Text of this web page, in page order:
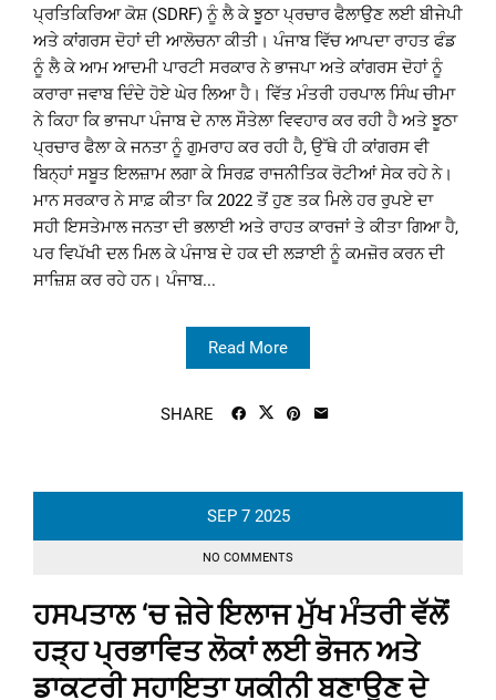
ਪ੍ਰਤਿਕਿਰਿਆ ਕੋਸ਼ (SDRF) ਨੂੰ ਲੈ ਕੇ ਝੂਠਾ ਪ੍ਰਚਾਰ ਫੈਲਾਉਣ ਲਈ ਬੀਜੇਪੀ
ਅਤੇ ਕਾਂਗਰਸ ਦੋਹਾਂ ਦੀ ਆਲੋਚਨਾ ਕੀਤੀ। ਪੰਜਾਬ ਵਿੱਚ ਆਪਦਾ ਰਾਹਤ ਫੰਡ
ਨੂੰ ਲੈ ਕੇ ਆਮ ਆਦਮੀ ਪਾਰਟੀ ਸਰਕਾਰ ਨੇ ਭਾਜਪਾ ਅਤੇ ਕਾਂਗਰਸ ਦੋਹਾਂ ਨੂੰ
ਕਰਾਰਾ ਜਵਾਬ ਦਿੰਦੇ ਹੋਏ ਘੇਰ ਲਿਆ ਹੈ। ਵਿੱਤ ਮੰਤਰੀ ਹਰਪਾਲ ਸਿੰਘ ਚੀਮਾ
ਨੇ ਕਿਹਾ ਕਿ ਭਾਜਪਾ ਪੰਜਾਬ ਦੇ ਨਾਲ ਸੌਤੇਲਾ ਵਿਵਹਾਰ ਕਰ ਰਹੀ ਹੈ ਅਤੇ ਝੂਠਾ
ਪ੍ਰਚਾਰ ਫੈਲਾ ਕੇ ਜਨਤਾ ਨੂੰ ਗੁਮਰਾਹ ਕਰ ਰਹੀ ਹੈ, ਉੱਥੇ ਹੀ ਕਾਂਗਰਸ ਵੀ
ਬਿਨ੍ਹਾਂ ਸਬੂਤ ਇਲਜ਼ਾਮ ਲਗਾ ਕੇ ਸਿਰਫ਼ ਰਾਜਨੀਤਿਕ ਰੋਟੀਆਂ ਸੇਕ ਰਹੇ ਨੇ।
ਮਾਨ ਸਰਕਾਰ ਨੇ ਸਾਫ਼ ਕੀਤਾ ਕਿ 2022 ਤੋਂ ਹੁਣ ਤਕ ਮਿਲੇ ਹਰ ਰੁਪਏ ਦਾ
ਸਹੀ ਇਸਤੇਮਾਲ ਜਨਤਾ ਦੀ ਭਲਾਈ ਅਤੇ ਰਾਹਤ ਕਾਰਜਾਂ ਤੇ ਕੀਤਾ ਗਿਆ ਹੈ,
ਪਰ ਵਿਪੱਖੀ ਦਲ ਮਿਲ ਕੇ ਪੰਜਾਬ ਦੇ ਹਕ ਦੀ ਲੜਾਈ ਨੂੰ ਕਮਜ਼ੋਰ ਕਰਨ ਦੀ
ਸਾਜ਼ਿਸ਼ ਕਰ ਰਹੇ ਹਨ। ਪੰਜਾਬ...
Read More
SHARE
SEP 7 2025
NO COMMENTS
ਹਸਪਤਾਲ ‘ਚ ਜ਼ੇਰੇ ਇਲਾਜ ਮੁੱਖ ਮੰਤਰੀ ਵੱਲੋਂ
ਹੜ੍ਹ ਪ੍ਰਭਾਵਿਤ ਲੋਕਾਂ ਲਈ ਭੋਜਨ ਅਤੇ
ਡਾਕਟਰੀ ਸਹਾਇਤਾ ਯਕੀਨੀ ਬਣਾਉਣ ਦੇ